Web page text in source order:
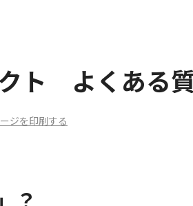
ト よくある
ジを印刷する